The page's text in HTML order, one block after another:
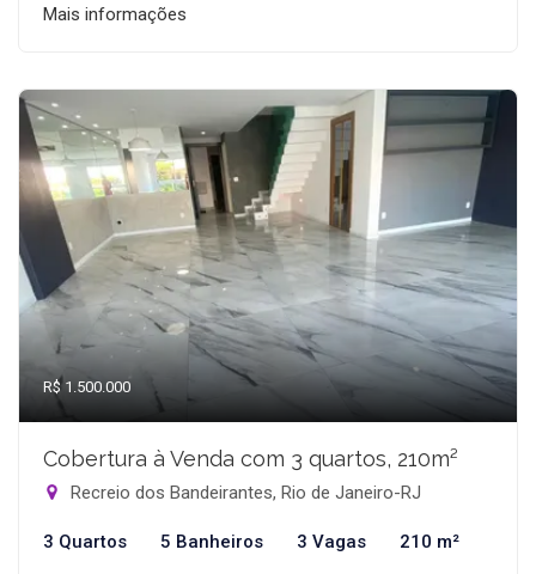
Mais informações
R$ 1.500.000
Cobertura à Venda com 3 quartos, 210m²
Recreio dos Bandeirantes, Rio de Janeiro-RJ
3 Quartos 5 Banheiros 3 Vagas 210 m²